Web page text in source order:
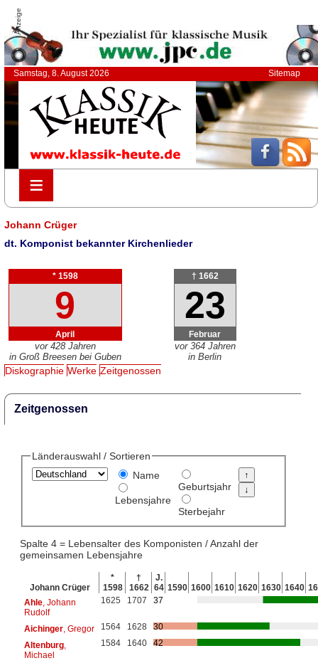
Anzeige
Samstag, 8. August 2026 Sitemap
≡
≡
Johann Crüger
dt. Komponist bekannter Kirchenlieder
* 1598
9
April
vor 428 Jahren
in Groß Breesen bei Guben
† 1662
23
Februar
vor 364 Jahren
in Berlin
Diskographie Werke Zeitgenossen
Zeitgenossen
Länderauswahl / Sortieren
Name
Lebensjahre
Geburtsjahr
Sterbejahr
Spalte 4 = Lebensalter des Komponisten / Anzahl der
gemeinsamen Lebensjahre
Johann Crüger
*
1598
†
1662
J.
64 1590 1600 1610 1620 1630 1640
Ahle, Johann
Rudolf
1625 1707 37
Aichinger, Gregor 1564 1628
30
Altenburg,
Michael
1584 1640 42